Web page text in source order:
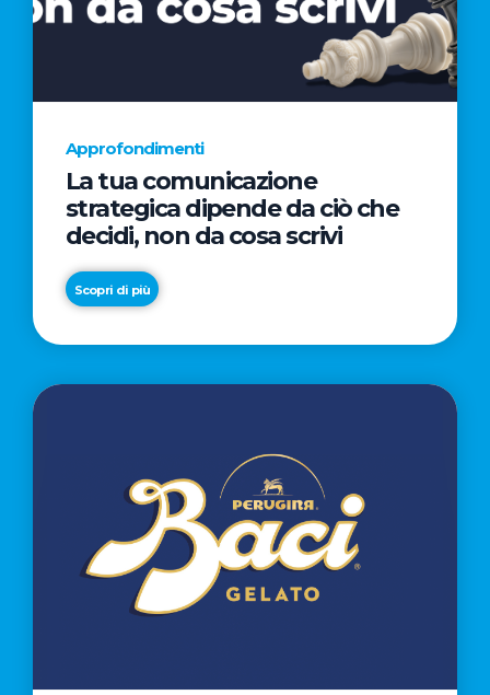
AL
CINEMA
NELLA
CAMPAGNA
REGISTA
PREMIO
OSCAR®
Approfondimenti
La tua comunicazione
strategica dipende da ciò che
decidi, non da cosa scrivi
Scopri di più